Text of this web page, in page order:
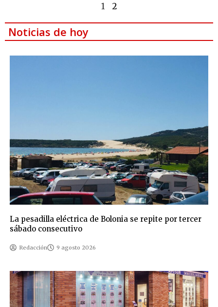
1 2
Noticias de hoy
La pesadilla eléctrica de Bolonia se repite por tercer
sábado consecutivo
Redacción 9 agosto 2026